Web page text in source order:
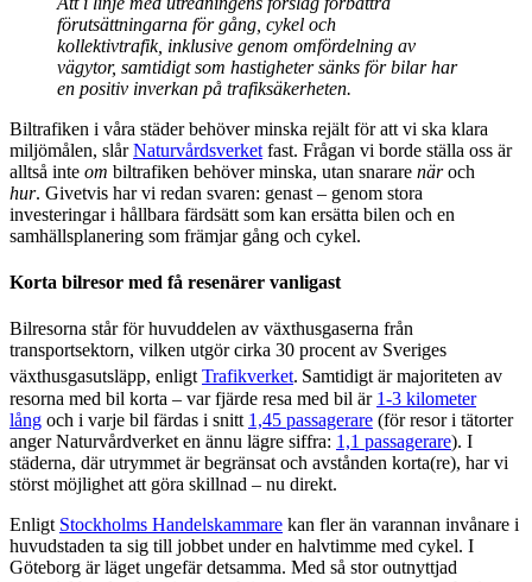
förutsättningarna för gång, cykel och
kollektivtrafik, inklusive genom omfördelning av
vägytor, samtidigt som hastigheter sänks för bilar har
en positiv inverkan på trafiksäkerheten.
Biltrafiken i våra städer behöver minska rejält för att vi ska klara
miljömålen, slårNaturvårdsverket fast. Frågan vi borde ställa oss är
alltså inte om biltrafiken behöver minska, utan snarare näroch
hur. Givetvis har vi redan svaren: genast – genom stora
investeringar i hållbara färdsätt som kan ersätta bilen och en
samhällsplanering som främjar gång och cykel.
Korta bilresor med få resenärer vanligast
Bilresorna står för huvuddelen av växthusgaserna från
transportsektorn, vilken utgör cirka 30 procent av Sveriges
växthusgasutsläpp, enligtTrafikverket. Samtidigt är majoriteten av
resorna med bil korta – var fjärde resa med bil är 1-3 kilometer
lång och i varje bil färdas i snitt 1,45 passagerare (för resor i tätorter
anger Naturvårdverket en ännu lägre siffra: 1,1 passagerare). I
städerna, där utrymmet är begränsat och avstånden korta(re), har vi
störst möjlighet att göra skillnad – nu direkt.
Enligt Stockholms Handelskammare kan fler än varannan invånare i
huvudstaden ta sig till jobbet under en halvtimme med cykel. I
Göteborg är läget ungefär detsamma. Med så stor outnyttjad